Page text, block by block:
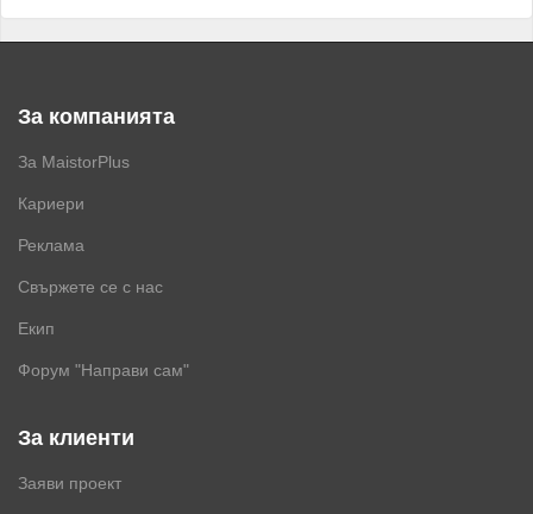
За компанията
За MaistorPlus
Кариери
Реклама
Свържете се с нас
Екип
Форум "Направи сам"
За клиенти
Заяви проект